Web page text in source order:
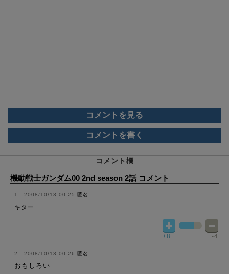
コメントを見る
コメントを書く
コメント欄
機動戦士ガンダム00 2nd season 2話 コメント
2008/10/13 00:25 匿名
キター
+8 -4
2008/10/13 00:26 匿名
おもしろい